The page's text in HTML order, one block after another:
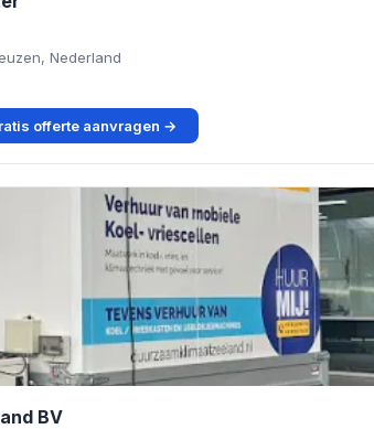
Nederland
offerte aanvragen →
BV